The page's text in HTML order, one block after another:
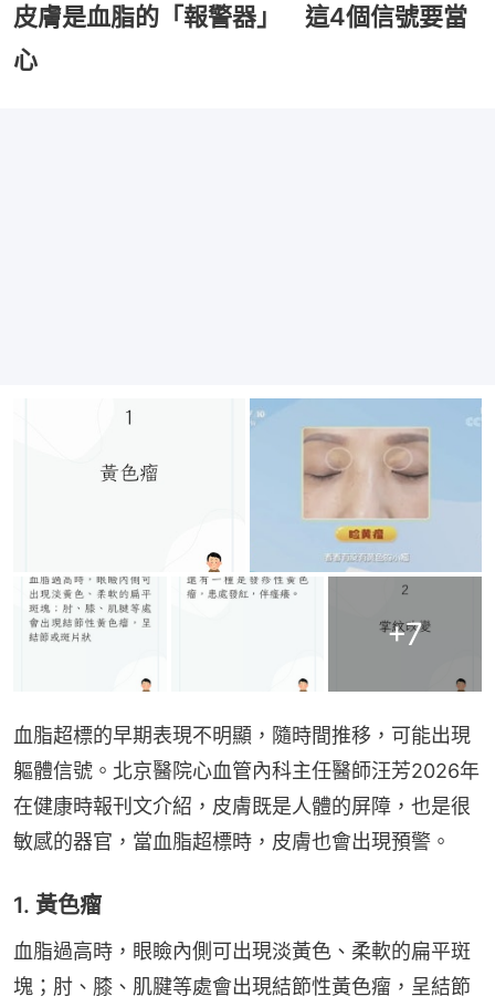
皮膚是血脂的「報警器」 這4個信號要當
心
+7
血脂超標的早期表現不明顯，隨時間推移，可能出現
軀體信號。北京醫院心血管內科主任醫師汪芳2026年
在健康時報刊文介紹，皮膚既是人體的屏障，也是很
敏感的器官，當血脂超標時，皮膚也會出現預警。
1. 黃色瘤
血脂過高時，眼瞼內側可出現淡黃色、柔軟的扁平斑
塊；肘、膝、肌腱等處會出現結節性黃色瘤，呈結節